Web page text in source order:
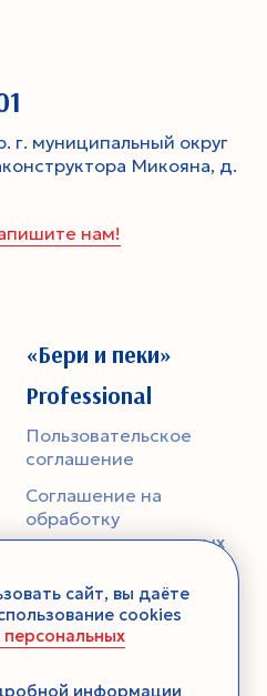
г. муниципальный округ
Микояна, д.
нам!
«Бери и пеки»
Professional
Пользовательское
соглашение
Соглашение на
обработку
персональных данных
конфиденциальности
сайт, вы даёте
cookies
информации